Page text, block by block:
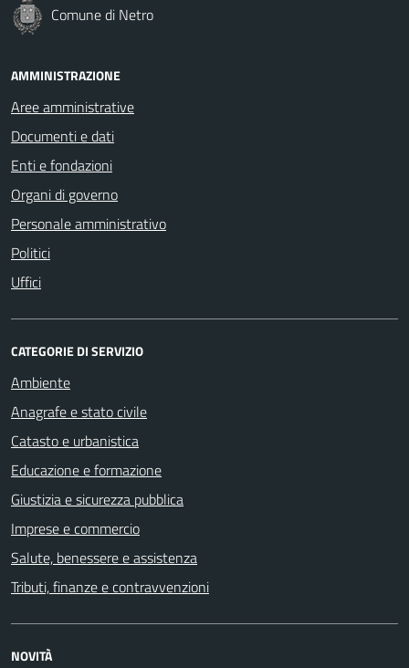
Comune di Netro
AMMINISTRAZIONE
Aree amministrative
Documenti e dati
Enti e fondazioni
Organi di governo
Personale amministrativo
Politici
Uffici
CATEGORIE DI SERVIZIO
Ambiente
Anagrafe e stato civile
Catasto e urbanistica
Educazione e formazione
Giustizia e sicurezza pubblica
Imprese e commercio
Salute, benessere e assistenza
Tributi, finanze e contravvenzioni
NOVITÀ